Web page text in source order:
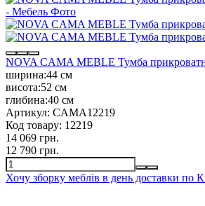
NOVA CAMA MEBLE Тумба
ширина:44 см
висота:52 см
глибина:40 см
Артикул: CAMA12219
Код товару: 12219
14 069 грн.
12 790 грн.
Хочу зборку меблів в день доставки по